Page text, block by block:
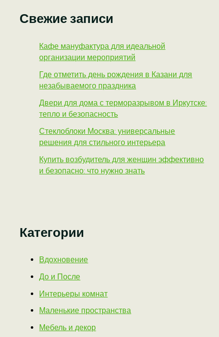
Свежие записи
Кафе мануфактура для идеальной
организации мероприятий
Где отметить день рождения в Казани для
незабываемого праздника
Двери для дома с терморазрывом в Иркутске:
тепло и безопасность
Стеклоблоки Москва: универсальные
решения для стильного интерьера
Купить возбудитель для женщин эффективно
и безопасно: что нужно знать
Категории
Вдохновение
До и После
Интерьеры комнат
Маленькие пространства
Мебель и декор